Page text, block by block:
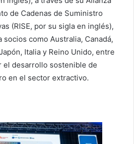
de Cadenas de Suministro
(RISE, por su sigla en inglés),
como Australia, Canadá,
Italia y Reino Unido, entre
el desarrollo sostenible de
en el sector extractivo.